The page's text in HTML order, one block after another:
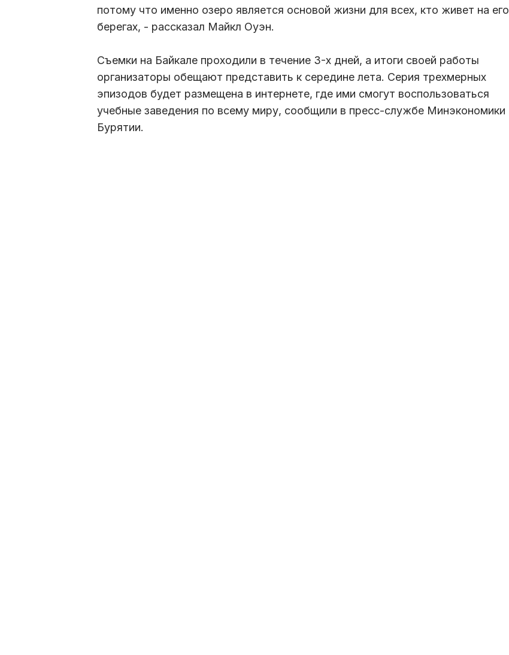
потому что именно озеро является основой жизни для всех, кто живет на его
берегах, - рассказал Майкл Оуэн.
Съемки на Байкале проходили в течение 3-х дней, а итоги своей работы
организаторы обещают представить к середине лета. Серия трехмерных
эпизодов будет размещена в интернете, где ими смогут воспользоваться
учебные заведения по всему миру, сообщили в пресс-службе Минэкономики
Бурятии.